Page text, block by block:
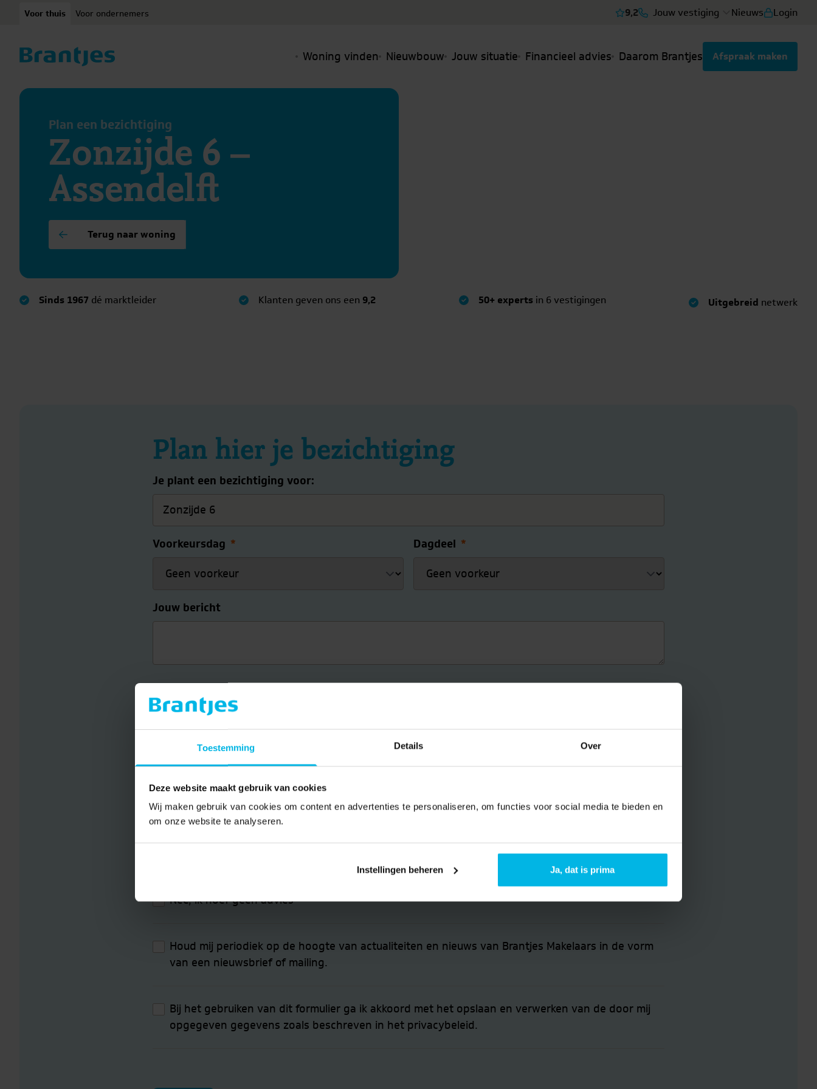
Toestemming Details Over
Deze website maakt gebruik van cookies
Wij maken gebruik van cookies om content en advertenties te personaliseren, om functies voor social media te bieden en
om onze website te analyseren.
Instellingen beheren Ja, dat is prima
Ga naar content
Voor thuis Voor ondernemers Bekijk reviews
9,2 Jouw vestiging Nieuws Login
Woning vinden Nieuwbouw Jouw situatie Financieel advies Daarom Brantjes Afspraak maken
Plan een bezichtiging
Zonzijde 6 –
Assendelft
Terug naar woning
Sinds 1967 dé marktleider Klanten geven ons een 9,2 50+ experts in 6 vestigingen Uitgebreid netwerk
Plan hier je bezichtiging
Je plant een bezichtiging voor:
Voorkeursdag * Dagdeel *
Jouw bericht
Contactgegevens
Voornaam * Achternaam *
E-mail *
Nee, ik hoef geen advies
Houd mij periodiek op de hoogte van actualiteiten en nieuws van Brantjes Makelaars in de vorm
van een nieuwsbrief of mailing.
Bij het gebruiken van dit formulier ga ik akkoord met het opslaan en verwerken van de door mij
opgegeven gegevens zoals beschreven in het privacybeleid.